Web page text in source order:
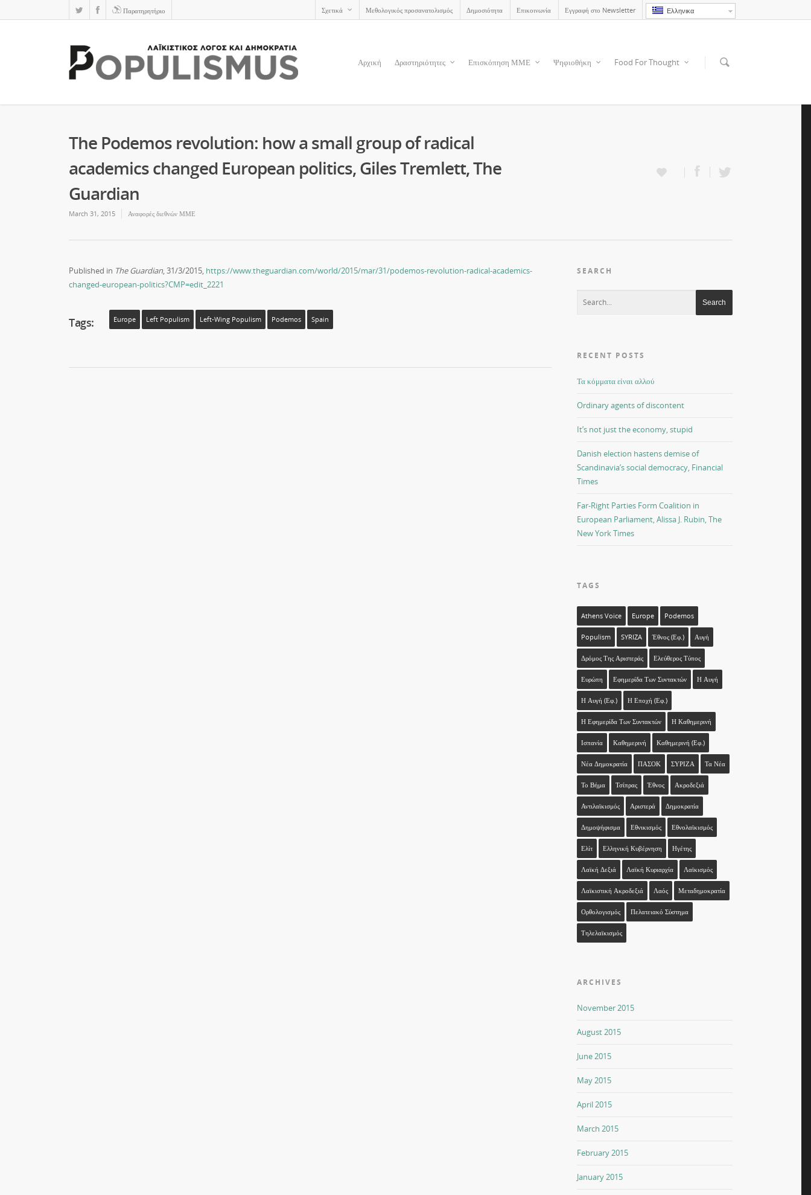
Παρατηρητήριο Ελληνικα
Σχετικά Μεθολογικός προσανατολισμός Δημοσιότητα Επικοινωνία Εγγραφή στο Newsletter
Αρχική Δραστηριότητες Επισκόπηση ΜΜΕ Ψηφιοθήκη Food For Thought
The Podemos revolution: how a small group of radical
academics changed European politics, Giles Tremlett, The
Guardian
March 31, 2015 Αναφορές διεθνών ΜΜΕ
Published in The Guardian, 31/3/2015, https://www.theguardian.com/world/2015/mar/31/podemos-revolution-radical-academics-
changed-european-politics?CMP=edit_2221
Tags: Europe Left Populism Left-Wing Populism Podemos Spain
SEARCH
RECENT POSTS
Τα κόμματα είναι αλλού
Ordinary agents of discontent
It’s not just the economy, stupid
Danish election hastens demise of
Scandinavia’s social democracy, Financial
Times
Far-Right Parties Form Coalition in
European Parliament, Alissa J. Rubin, The
New York Times
TAGS
Athens Voice Europe Podemos
Populism SYRIZA Έθνος (εφ.) Αυγή
Δρόμος Της Αριστεράς Ελεύθερος Τύπος
Ευρώπη Εφημερίδα Των Συντακτών Η Αυγή
Η Αυγή (εφ.) Η Εποχή (εφ.)
Η Εφημερίδα Των Συντακτών Η Καθημερινή
Ισπανία Καθημερινή Καθημερινή (εφ.)
Νέα Δημοκρατία ΠΑΣΟΚ ΣΥΡΙΖΑ Τα Νέα
Το Βήμα Τσίπρας Έθνος Ακροδεξιά
Αντιλαϊκισμός Αριστερά Δημοκρατία
Δημοψήφισμα Εθνικισμός Εθνολαϊκισμός
Ελίτ Ελληνική Κυβέρνηση Ηγέτης
Λαϊκή Δεξιά Λαϊκή Κυριαρχία Λαϊκισμός
Λαϊκιστική Ακροδεξιά Λαός Μεταδημοκρατία
Ορθολογισμός Πελατειακό Σύστημα
Τηλελαϊκισμός
ARCHIVES
November 2015
August 2015
June 2015
May 2015
April 2015
March 2015
February 2015
January 2015